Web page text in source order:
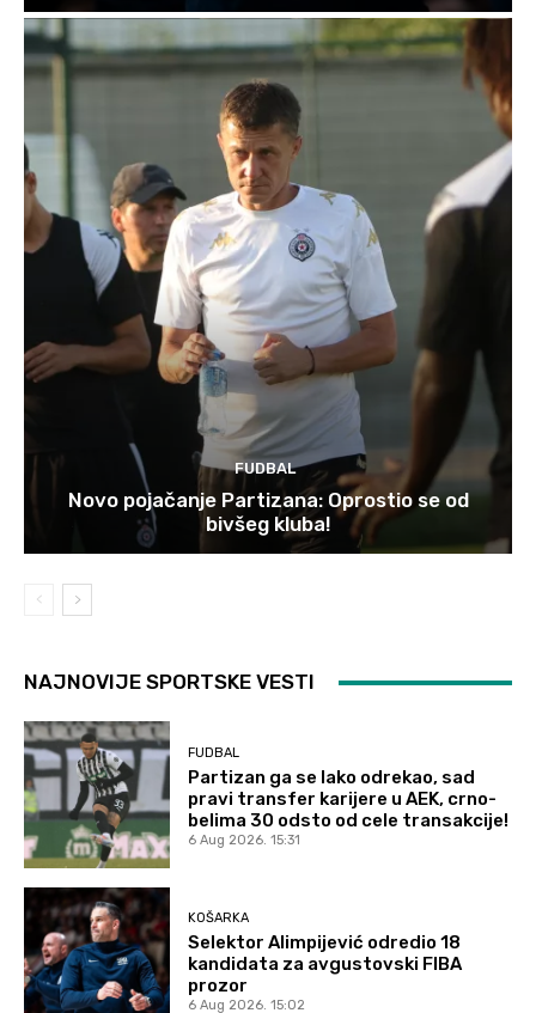
FUDBAL
Novo pojačanje Partizana: Oprostio se od
bivšeg kluba!
NAJNOVIJE SPORTSKE VESTI
FUDBAL
Partizan ga se lako odrekao, sad
pravi transfer karijere u AEK, crno-
belima 30 odsto od cele transakcije!
6 Aug 2026. 15:31
KOŠARKA
Selektor Alimpijević odredio 18
kandidata za avgustovski FIBA
prozor
6 Aug 2026. 15:02